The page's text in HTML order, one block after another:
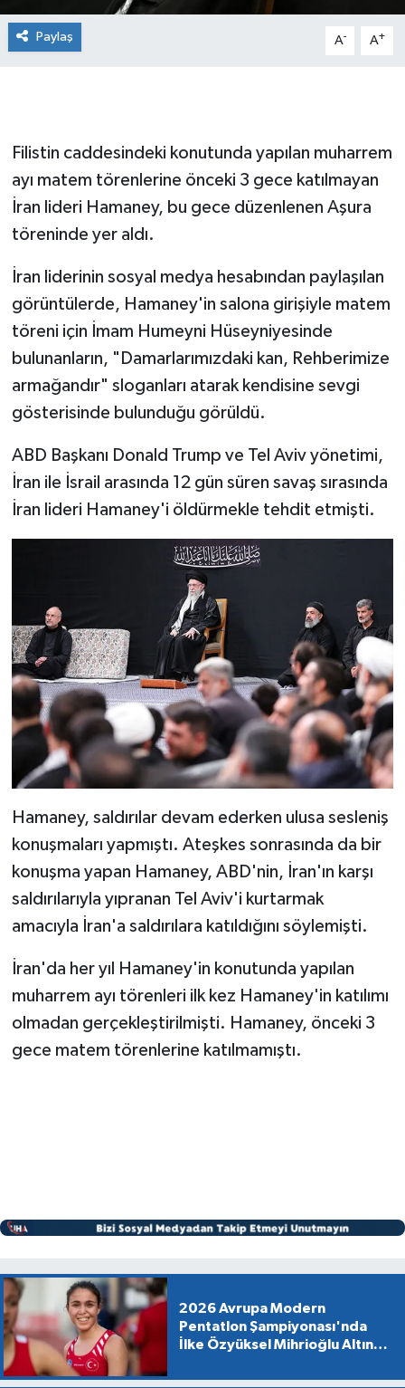
Paylaş A- A+
Filistin caddesindeki konutunda yapılan muharrem
ayı matem törenlerine önceki 3 gece katılmayan
İran lideri Hamaney, bu gece düzenlenen Aşura
töreninde yer aldı.
İran liderinin sosyal medya hesabından paylaşılan
görüntülerde, Hamaney'in salona girişiyle matem
töreni için İmam Humeyni Hüseyniyesinde
bulunanların, "Damarlarımızdaki kan, Rehberimize
armağandır" sloganları atarak kendisine sevgi
gösterisinde bulunduğu görüldü.
ABD Başkanı Donald Trump ve Tel Aviv yönetimi,
İran ile İsrail arasında 12 gün süren savaş sırasında
İran lideri Hamaney'i öldürmekle tehdit etmişti.
Hamaney, saldırılar devam ederken ulusa sesleniş
konuşmaları yapmıştı. Ateşkes sonrasında da bir
konuşma yapan Hamaney, ABD'nin, İran'ın karşı
saldırılarıyla yıpranan Tel Aviv'i kurtarmak
amacıyla İran'a saldırılara katıldığını söylemişti.
İran'da her yıl Hamaney'in konutunda yapılan
muharrem ayı törenleri ilk kez Hamaney'in katılımı
olmadan gerçekleştirilmişti. Hamaney, önceki 3
gece matem törenlerine katılmamıştı.
2026 Avrupa Modern
Pentatlon Şampiyonası'nda
İlke Özyüksel Mihrioğlu Altın